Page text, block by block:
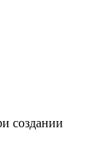
создании